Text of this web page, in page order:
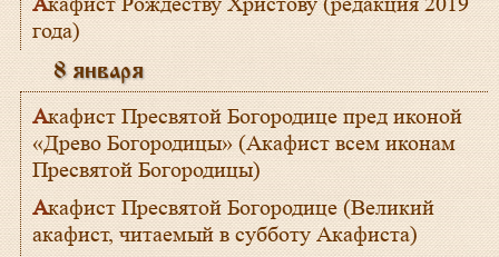
года)
8 января
Акафист Пресвятой Богородице пред иконой
«Древо Богородицы» (Акафист всем иконам
Пресвятой Богородицы)
Акафист Пресвятой Богородице (Великий
акафист, читаемый в субботу Акафиста)